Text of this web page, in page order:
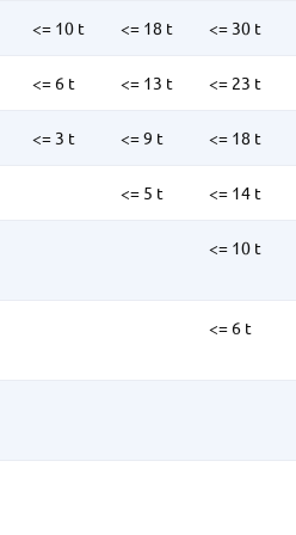
<= 10 t <= 18 t <= 30 t
<= 6 t <= 13 t <= 23 t
<= 3 t <= 9 t <= 18 t
<= 5 t <= 14 t
<= 10 t
<= 6 t